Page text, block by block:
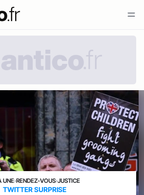
UNE›RENDEZ-VOUS›JUSTICE
TWITTER SURPRISE